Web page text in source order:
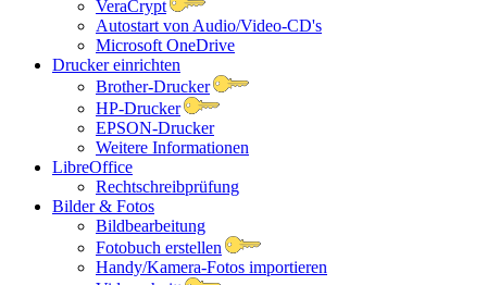
VeraCrypt
Autostart von Audio/Video-CD's
Microsoft OneDrive
Drucker einrichten
Brother-Drucker
HP-Drucker
EPSON-Drucker
Weitere Informationen
LibreOffice
Rechtschreibprüfung
Bilder & Fotos
Bildbearbeitung
Fotobuch erstellen
Handy/Kamera-Fotos importieren